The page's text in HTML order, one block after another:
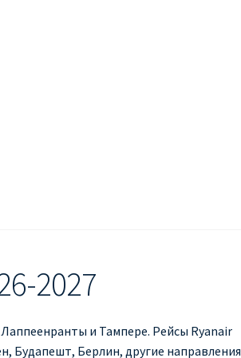
2027
и Тампере. Рейсы Ryanair
Будапешт, Берлин, другие направления